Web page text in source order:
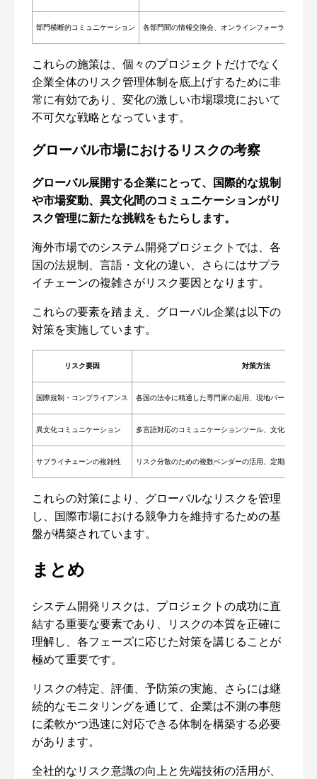
部門横断的コミュニケーション 各部門間の情報交換会、オンラインフォーラムによる
これらの施策は、個々のプロジェクトだけでなく
企業全体のリスク管理体制を底上げするために非
常に有効であり、変化の激しい市場環境において
不可欠な戦略となっています。
グローバル市場におけるリスクの考察
グローバル展開する企業にとって、国際的な規制
や市場変動、異文化間のコミュニケーションがリ
スク管理に新たな挑戦をもたらします。
海外市場でのシステム開発プロジェクトでは、各
国の法規制、言語・文化の違い、さらにはサプラ
イチェーンの複雑さがリスク要因となります。
これらの要素を踏まえ、グローバル企業は以下の
対策を実施しています。
リスク要因 対策方法
国際規制・コンプライアンス 各国の法令に精通した専門家の起用、現地パートナーと
異文化コミュニケーション 多言語対応のコミュニケーションツール、文化理解を深
サプライチェーンの複雑性 リスク分散のための複数ベンダーの活用、定期的な現地
これらの対策により、グローバルなリスクを管理
し、国際市場における競争力を維持するための基
盤が構築されています。
まとめ
システム開発リスクは、プロジェクトの成功に直
結する重要な要素であり、リスクの本質を正確に
理解し、各フェーズに応じた対策を講じることが
極めて重要です。
リスクの特定、評価、予防策の実施、さらには継
続的なモニタリングを通じて、企業は不測の事態
に柔軟かつ迅速に対応できる体制を構築する必要
があります。
全社的なリスク意識の向上と先端技術の活用が、